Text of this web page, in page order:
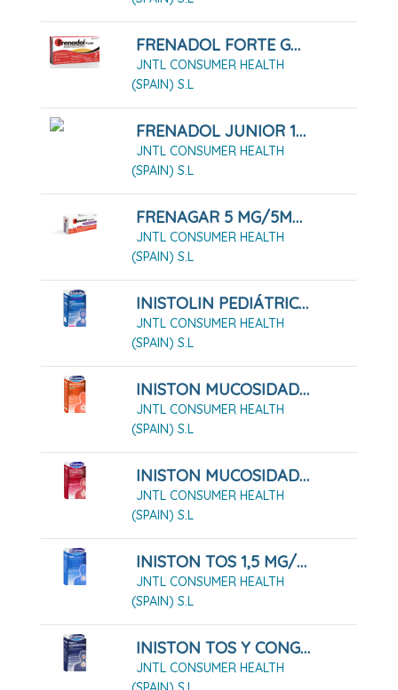
FRENADOL FORTE GRANULADO PARA SOLUCION ORAL , 10 SOBRES
JNTL CONSUMER HEALTH
(SPAIN) S.L
FRENADOL JUNIOR 10 SOBRES
JNTL CONSUMER HEALTH
(SPAIN) S.L
FRENAGAR 5 MG/5MG COMPRIMIDOS PARA CHUPAR , 20 COMPRIMIDOS
JNTL CONSUMER HEALTH
(SPAIN) S.L
INISTOLIN PEDIÁTRICO TOS Y CONGESTIÓN 2 MG/ML + 6 MG/ML JARABE
JNTL CONSUMER HEALTH
(SPAIN) S.L
INISTON MUCOSIDAD 20mg/ml SOLUCION ORAL SABOR MENTA , 1 Frasco De 150 Ml
JNTL CONSUMER HEALTH
(SPAIN) S.L
INISTON MUCOSIDAD Y CONGESTIÓN 20 MG/ML + 6 MG/ML JARABE 200ML
JNTL CONSUMER HEALTH
(SPAIN) S.L
INISTON TOS 1,5 MG/ML JARABE 200 ML
JNTL CONSUMER HEALTH
(SPAIN) S.L
INISTON TOS Y CONGESTIÓN JARABE 200 ML
JNTL CONSUMER HEALTH